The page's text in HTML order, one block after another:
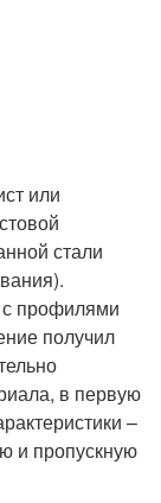
или
стали
профилями
получил
в первую
–
и пропускную